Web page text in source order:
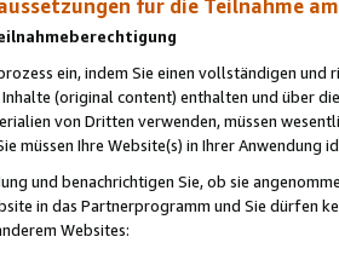
für die Teilnahme
ein, indem Sie einen vollständigen
(original content) enthalten und über
von Dritten verwenden, müssen
müssen Ihre Website(s) in Ihrer Anwendung
und benachrichtigen Sie, ob sie
in das Partnerprogramm und Sie dürfen
Websites: